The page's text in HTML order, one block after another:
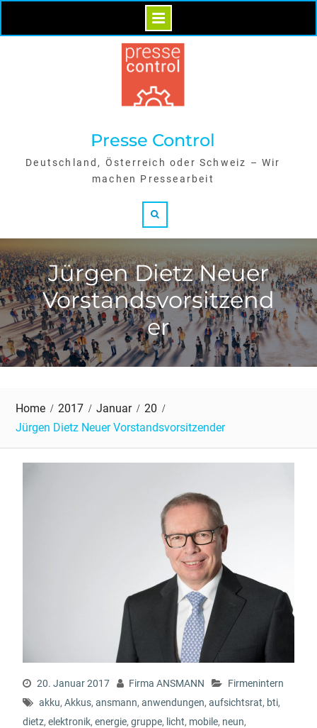
Skip
Presse Control
Deutschland, Österreich oder Schweiz – Wir
machen Pressearbeit
Jürgen Dietz Neuer
Vorstandsvorsitzend
er
Home 2017 Januar
20
Jürgen Dietz Neuer Vorstandsvorsitzender
20. Januar 2017 Firma ANSMANN
Firmenintern
akku, Akkus, ansmann, anwendungen, aufsichtsrat, bti,
dietz, elektronik, energie, gruppe, licht, mobile, neun,